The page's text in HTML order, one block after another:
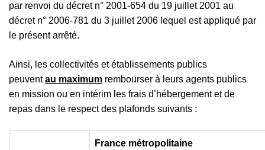
par renvoi du décret n° 2001-654 du 19 juillet 2001 au
décret n° 2006-781 du 3 juillet 2006 lequel est appliqué par
le présent arrêté.
Ainsi, les collectivités et établissements publics
peuventau maximum rembourser à leurs agents publics
en mission ou en intérim les frais d’hébergement et de
repas dans le respect des plafonds suivants :
France métropolitaine